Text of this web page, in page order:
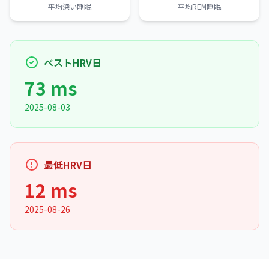
平均深い睡眠 平均REM睡眠
ベストHRV日
73 ms
2025-08-03
最低HRV日
12 ms
2025-08-26